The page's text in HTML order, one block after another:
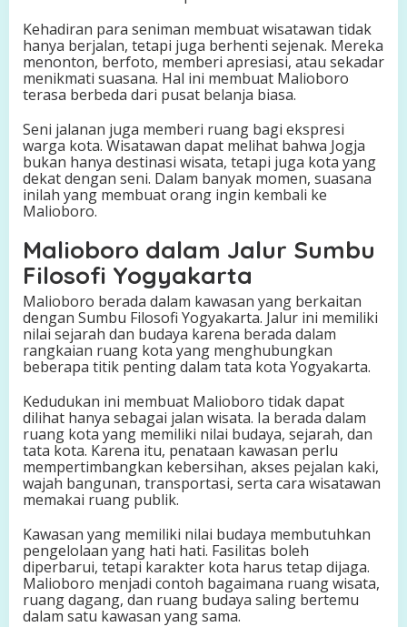
Kehadiran para seniman membuat wisatawan tidak
hanya berjalan, tetapi juga berhenti sejenak. Mereka
menonton, berfoto, memberi apresiasi, atau sekadar
menikmati suasana. Hal ini membuat Malioboro
terasa berbeda dari pusat belanja biasa.
Seni jalanan juga memberi ruang bagi ekspresi
warga kota. Wisatawan dapat melihat bahwa Jogja
bukan hanya destinasi wisata, tetapi juga kota yang
dekat dengan seni. Dalam banyak momen, suasana
inilah yang membuat orang ingin kembali ke
Malioboro.
Malioboro dalam Jalur Sumbu
Filosofi Yogyakarta
Malioboro berada dalam kawasan yang berkaitan
dengan Sumbu Filosofi Yogyakarta. Jalur ini memiliki
nilai sejarah dan budaya karena berada dalam
rangkaian ruang kota yang menghubungkan
beberapa titik penting dalam tata kota Yogyakarta.
Kedudukan ini membuat Malioboro tidak dapat
dilihat hanya sebagai jalan wisata. Ia berada dalam
ruang kota yang memiliki nilai budaya, sejarah, dan
tata kota. Karena itu, penataan kawasan perlu
mempertimbangkan kebersihan, akses pejalan kaki,
wajah bangunan, transportasi, serta cara wisatawan
memakai ruang publik.
Kawasan yang memiliki nilai budaya membutuhkan
pengelolaan yang hati hati. Fasilitas boleh
diperbarui, tetapi karakter kota harus tetap dijaga.
Malioboro menjadi contoh bagaimana ruang wisata,
ruang dagang, dan ruang budaya saling bertemu
dalam satu kawasan yang sama.